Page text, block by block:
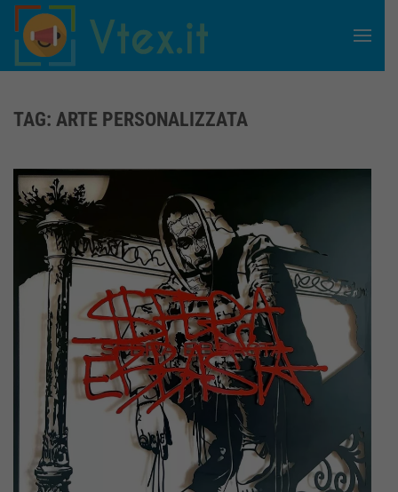
Skip to main content
TAG: ARTE PERSONALIZZATA